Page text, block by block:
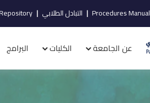
Procedures Manual
| التبادل الطلابي |
عن الجامعة الكليات البرامج